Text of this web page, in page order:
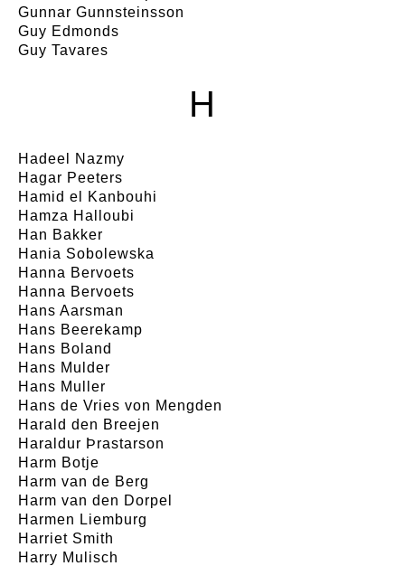
Gunnar Gunnsteinsson
Guy Edmonds
Guy Tavares
H
Hadeel Nazmy
Hagar Peeters
Hamid el Kanbouhi
Hamza Halloubi
Han Bakker
Hania Sobolewska
Hanna Bervoets
Hanna Bervoets
Hans Aarsman
Hans Beerekamp
Hans Boland
Hans Mulder
Hans Muller
Hans de Vries von Mengden
Harald den Breejen
Haraldur Þrastarson
Harm Botje
Harm van de Berg
Harm van den Dorpel
Harmen Liemburg
Harriet Smith
Harry Mulisch